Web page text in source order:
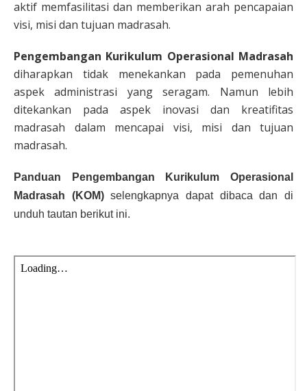
aktif memfasilitasi dan memberikan arah pencapaian
visi, misi dan tujuan madrasah.
Pengembangan Kurikulum Operasional Madrasah
diharapkan tidak menekankan pada pemenuhan
aspek administrasi yang seragam. Namun lebih
ditekankan pada aspek inovasi dan kreatifitas
madrasah dalam mencapai visi, misi dan tujuan
madrasah.
Panduan Pengembangan Kurikulum Operasional
Madrasah (KOM)selengkapnya dapat dibaca dan di
unduh tautan berikut ini.